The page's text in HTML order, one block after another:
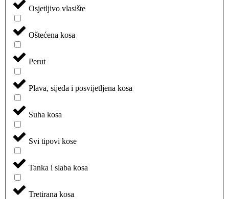
Osjetljivo vlasište
Oštećena kosa
Perut
Plava, sijeda i posvijetljena kosa
Suha kosa
Svi tipovi kose
Tanka i slaba kosa
Tretirana kosa